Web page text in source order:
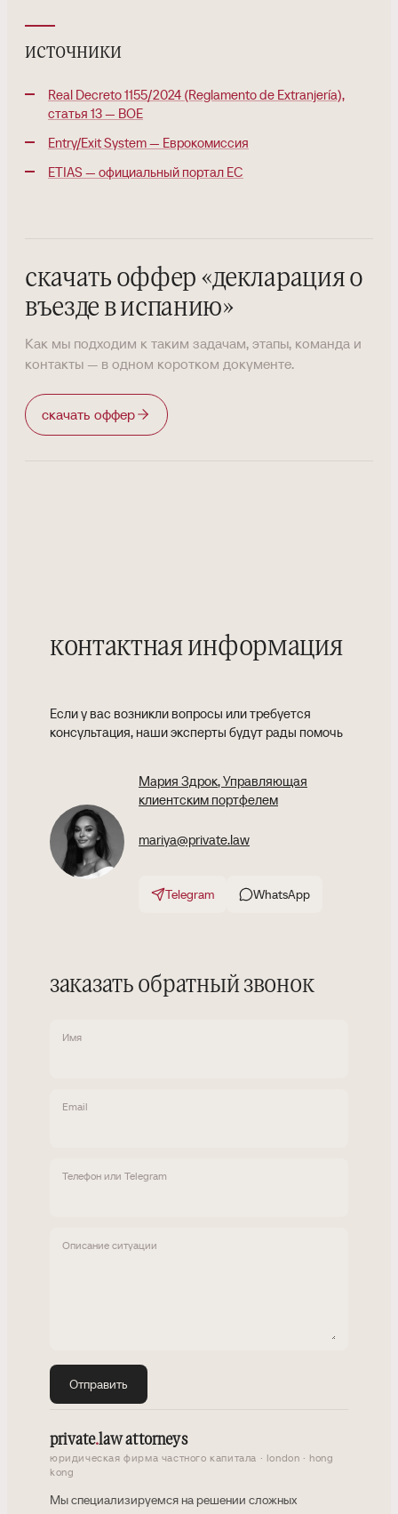
источники
Real Decreto 1155/2024 (Reglamento de Extranjería),
статья 13 — BOE
Entry/Exit System — Еврокомиссия
ETIAS — официальный портал ЕС
скачать оффер «декларация о
въезде в испанию»
Как мы подходим к таким задачам, этапы, команда и
контакты — в одном коротком документе.
скачать оффер
контактная информация
Если у вас возникли вопросы или требуется
консультация, наши эксперты будут рады помочь
Мария Здрок, Управляющая
клиентским портфелем
mariya@private.law
Telegram WhatsApp
заказать обратный звонок
Имя
Email
Телефон или Telegram
Описание ситуации
Отправить
private.law attorneys
юридическая фирма частного капитала · london · hong
kong
Мы специализируемся на решении сложных